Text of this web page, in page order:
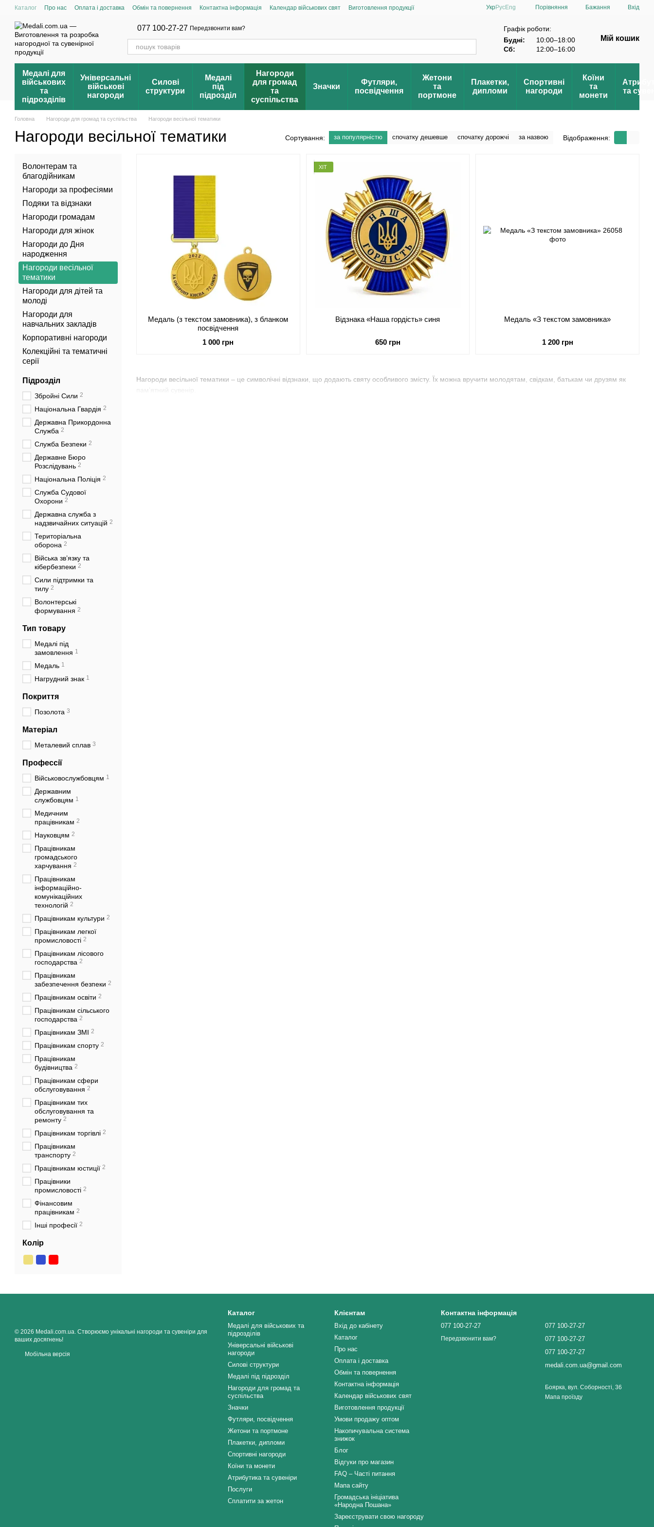
Перейти до основного контенту
Каталог Про нас Оплата і доставка Обмін та повернення Контактна інформація Календар військових свят
Виготовлення продукції
Зареєструвати свою нагороду
Перевірка нагороди Реєстр нагород
УкрРусEng Порівняння Бажання Вхід
077 100-27-27 Передзвонити вам?
Графік роботи:
Будні:
10:00–18:00
Сб:
12:00–16:00
Мій кошик
Медалі для
військових
та
підрозділів
Універсальні
військові
нагороди
Силові
структури
Медалі
під
підрозділ
Нагороди
для громад
та
суспільства
Значки
Футляри,
посвідчення
Жетони
та
портмоне
Плакетки,
дипломи
Спортивні
нагороди
Коїни
та
монети
та
Головна Нагороди для громад та суспільства Нагороди весільної тематики
Нагороди весільної тематики Сортування: за популярністю спочатку дешевше спочатку дорожчі за назвою Відображення:
Нагороди весільної тематики – це символічні відзнаки, що додають святу особливого змісту. Їх можна вручити молодятам, свідкам, батькам чи друзям як
пам’ятний сувенір.
Медаль (з текстом замовника), з бланком
посвідчення
1 000 грн
ХІТ
Відзнака «Наша гордість» синя
650 грн
Медаль «З текстом замовника»
1 200 грн
Волонтерам та
благодійникам
Нагороди за професіями
Подяки та відзнаки
Нагороди громадам
Нагороди для жінок
Нагороди до Дня
народження
Нагороди весільної
тематики
Нагороди для дітей та
молоді
Нагороди для
навчальних закладів
Корпоративні нагороди
Колекційні та тематичні
серії
Підрозділ
Збройні Сили 2
Національна Гвардія 2
Державна Прикордонна
Служба 2
Служба Безпеки 2
Державне Бюро
Розслідувань 2
Національна Поліція 2
Служба Судової
Охорони 2
Державна служба з
надзвичайних ситуацій 2
Територіальна
оборона 2
Війська зв’язку та
кібербезпеки 2
Сили підтримки та
тилу 2
Волонтерські
формування 2
Тип товару
Медалі під
замовлення 1
Медаль 1
Нагрудний знак 1
Покриття
Позолота 3
Матеріал
Металевий сплав 3
Профессії
Військовослужбовцям 1
Державним
службовцям 1
Медичним
працівникам 2
Науковцям 2
Працівникам
громадського
харчування 2
Працівникам
інформаційно-
комунікаційних
технологій 2
Працівникам культури 2
Працівникам легкої
промисловості 2
Працівникам лісового
господарства 2
Працівникам
забезпечення безпеки 2
Працівникам освіти 2
Працівникам сільського
господарства 2
Працівникам ЗМІ 2
Працівникам спорту 2
Працівникам
будівництва 2
Працівникам сфери
обслуговування 2
Працівникам тих
обслуговування та
ремонту 2
Працівникам торгівлі 2
Працівникам
транспорту 2
Працівникам юстиції 2
Працівники
промисловості 2
Фінансовим
працівникам 2
Інші професії 2
Колір
© 2026 Medali.com.ua. Створюємо унікальні нагороди та сувеніри для
ваших досягнень!
Мобільна версія
Каталог
Медалі для військових та
підрозділів
Універсальні військові
нагороди
Силові структури
Медалі під підрозділ
Нагороди для громад та
суспільства
Значки
Футляри, посвідчення
Жетони та портмоне
Плакетки, дипломи
Спортивні нагороди
Коїни та монети
Атрибутика та сувеніри
Послуги
Сплатити за жетон
Клієнтам
Вхід до кабінету
Каталог
Про нас
Оплата і доставка
Обмін та повернення
Контактна інформація
Календар військових свят
Виготовлення продукції
Умови продажу оптом
Накопичувальна система
знижок
Блог
Відгуки про магазин
FAQ – Часті питання
Мапа сайту
Громадська ініціатива
«Народна Пошана»
Зареєструвати свою нагороду
Контактна інформація
077 100-27-27
Передзвонити вам?
077 100-27-27
077 100-27-27
077 100-27-27
medali.com.ua@gmail.com
Боярка, вул. Соборності, 36
Мапа проїзду